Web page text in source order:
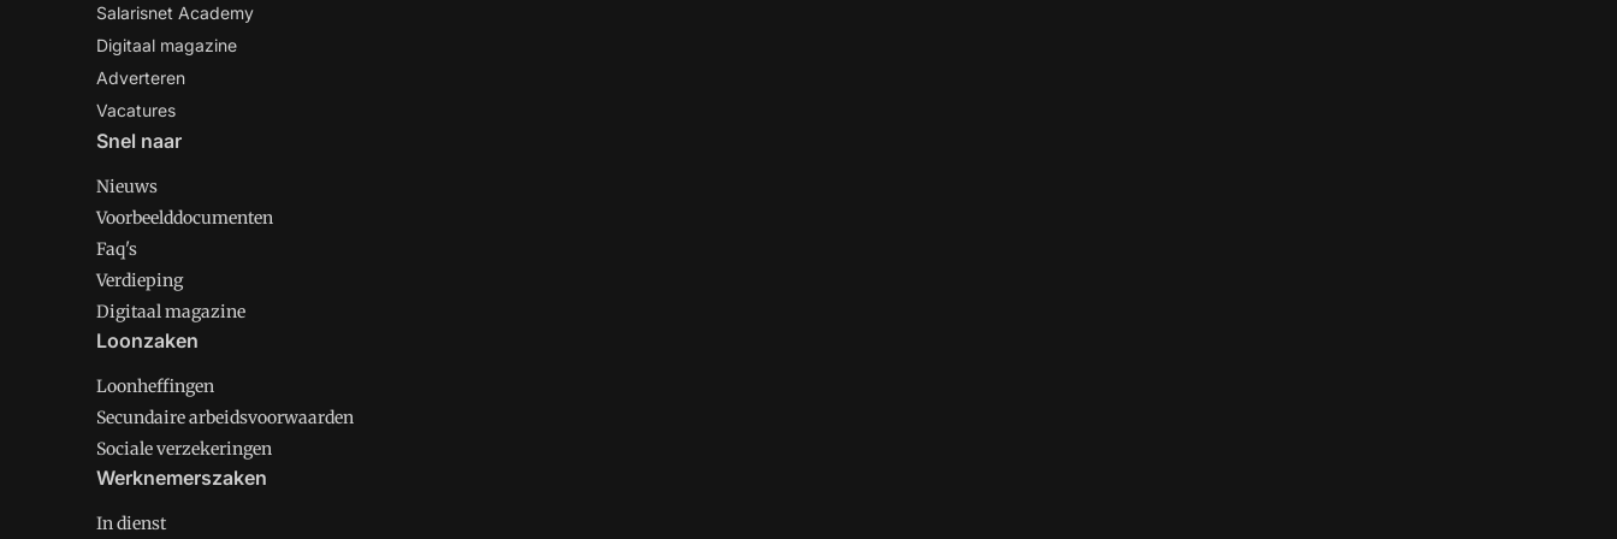
Salarisnet Academy
Digitaal magazine
Adverteren
Vacatures
Snel naar
Nieuws
Voorbeelddocumenten
Faq's
Verdieping
Digitaal magazine
Loonzaken
Loonheffingen
Secundaire arbeidsvoorwaarden
Sociale verzekeringen
Werknemerszaken
In dienst